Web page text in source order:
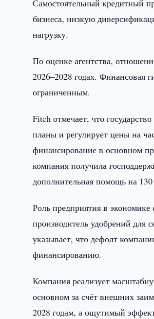
Самостоятельный кредитный
бизнеса, низкую
нагрузку.
По оценке агентства,
2026–2028 годах. Финансовая
ограниченным.
Fitch отмечает, что
планы и регулирует цены на
финансирование в основном
компания получила
дополнительная помощь на
Роль предприятия в
производитель удобрений для
указывает, что дефолт
финансированию.
Компания реализует
основном за счёт внешних
2028 годам, а ощутимый